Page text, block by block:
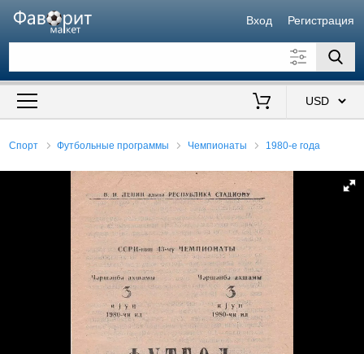
Вход Регистрация
Искать также в описании
Спорт Футбольные программы Чемпионаты 1980-е года